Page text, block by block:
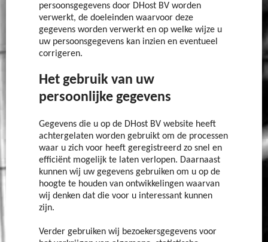
persoonsgegevens door DHost BV worden
verwerkt, de doeleinden waarvoor deze
gegevens worden verwerkt en op welke wijze u
uw persoonsgegevens kan inzien en eventueel
corrigeren.
Het gebruik van uw
persoonlijke gegevens
Gegevens die u op de DHost BV website heeft
achtergelaten worden gebruikt om de processen
waar u zich voor heeft geregistreerd zo snel en
efficiënt mogelijk te laten verlopen. Daarnaast
kunnen wij uw gegevens gebruiken om u op de
hoogte te houden van ontwikkelingen waarvan
wij denken dat die voor u interessant kunnen
zijn.
Verder gebruiken wij bezoekersgegevens voor